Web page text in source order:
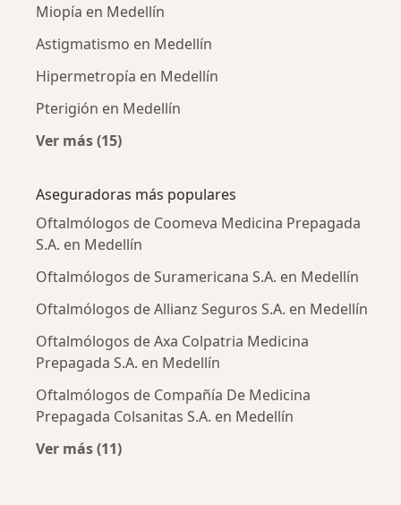
Miopía en Medellín
Astigmatismo en Medellín
Hipermetropía en Medellín
Pterigión en Medellín
Ver más (15)
Aseguradoras más populares
Oftalmólogos de Coomeva Medicina Prepagada
S.A. en Medellín
Oftalmólogos de Suramericana S.A. en Medellín
Oftalmólogos de Allianz Seguros S.A. en Medellín
Oftalmólogos de Axa Colpatria Medicina
Prepagada S.A. en Medellín
Oftalmólogos de Compañía De Medicina
Prepagada Colsanitas S.A. en Medellín
Ver más (11)